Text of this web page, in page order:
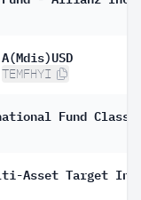
TEMFHYI